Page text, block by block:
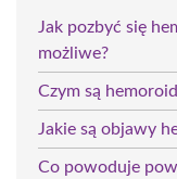
Jak pozbyć się
możliwe?
Czym są
Jakie są objawy
Co powoduje